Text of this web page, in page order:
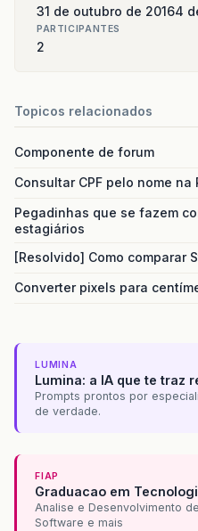
31 de outubro de 20164
PARTICIPANTES
2
Topicos relacionados
Componente de forum
Consultar CPF pelo nome na
Pegadinhas que se fazem
estagiários
[Resolvido] Como comparar
Converter pixels para
LUMINA
Lumina: a IA que te traz
Prompts prontos por
de verdade.
FIAP
Graduacao em
Analise e Desenvolvimento
Software e mais